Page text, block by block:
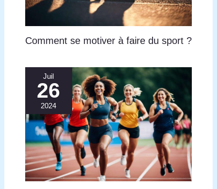
Comment se motiver à faire du sport ?
Juil
26
2024